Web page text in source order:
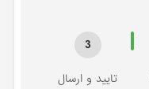
3
تایید و ارسال